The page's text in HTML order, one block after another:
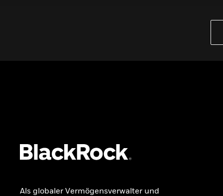
Als globaler Vermögensverwalter und